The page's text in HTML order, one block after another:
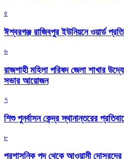
৫
ঈশ্বরগঞ্জ রাজিবপুর ইউনিয়নে ওয়ার্ড
৬
রাজশাহী মহিলা পরিষদ জেলা শাখার
সভার আয়োজন
৭
শিশু পুনর্বাসন কেন্দ্র স্থানান্তরের
৮
প্রশাসনিক পদ থেকে আওয়ামী দোসরদের